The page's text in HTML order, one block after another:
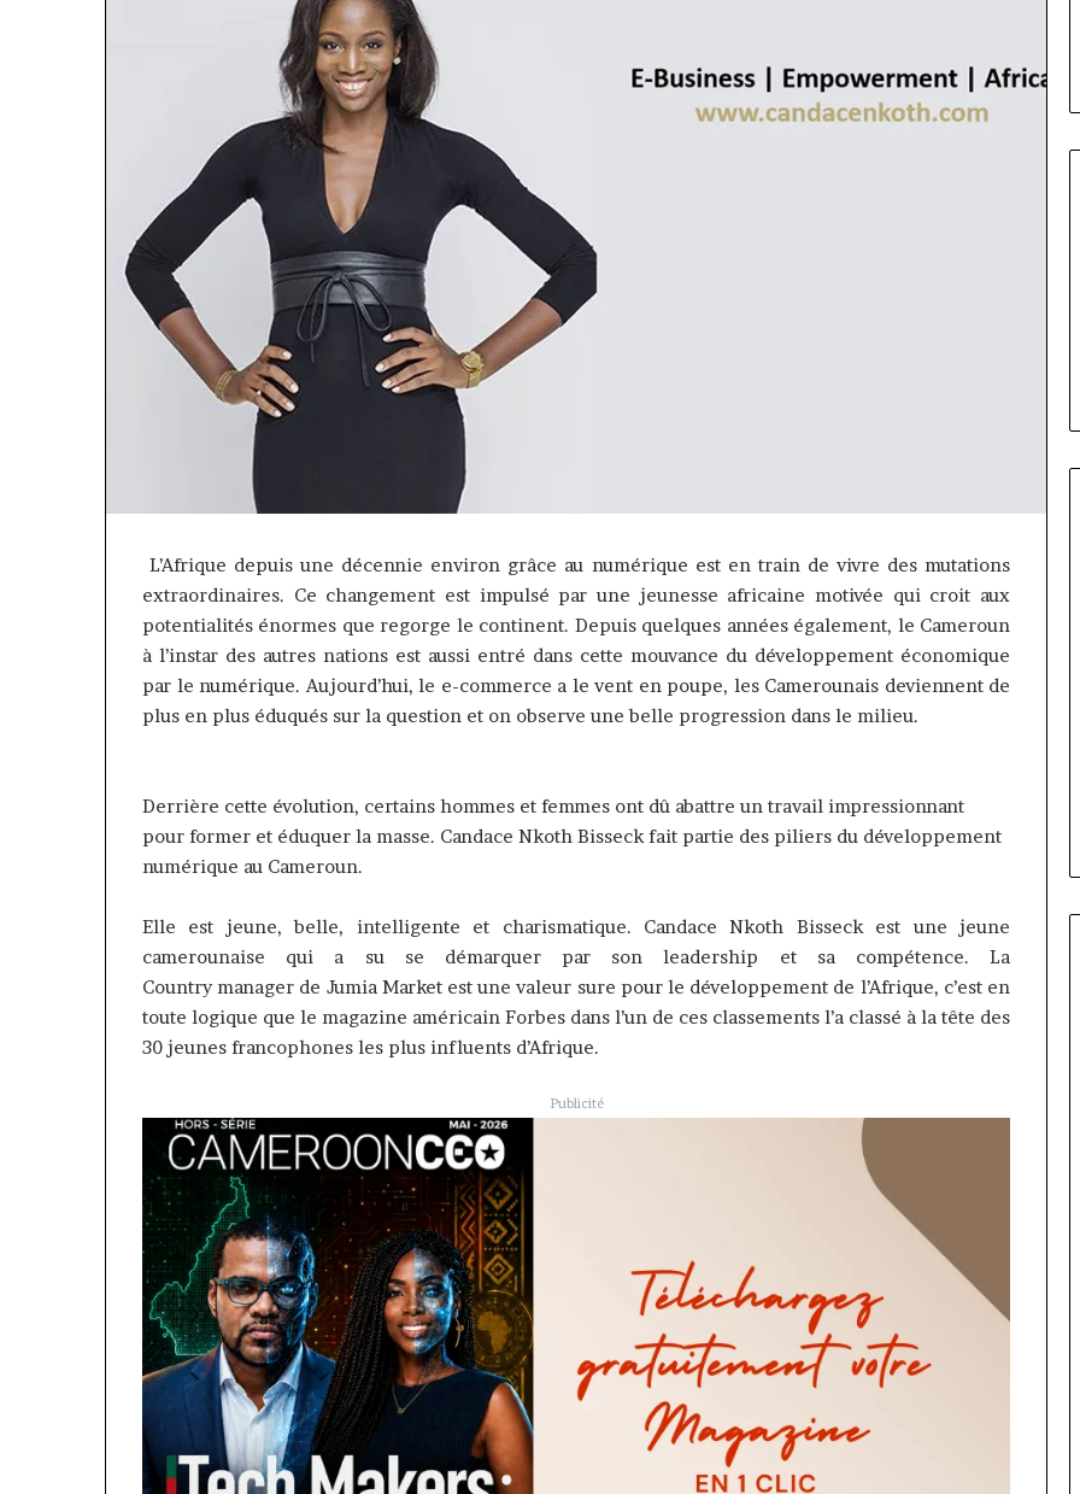
L’Afrique depuis une décennie environ grâce au numérique est en train de vivre des mutations
extraordinaires. Ce changement est impulsé par une jeunesse africaine motivée qui croit aux
potentialités énormes que regorge le continent. Depuis quelques années également, le Cameroun
à l’instar des autres nations est aussi entré dans cette mouvance du développement économique
par le numérique. Aujourd’hui, le e-commerce a le vent en poupe, les Camerounais deviennent de
plus en plus éduqués sur la question et on observe une belle progression dans le milieu.
Derrière cette évolution, certains hommes et femmes ont dû abattre un travail impressionnant
pour former et éduquer la masse. Candace Nkoth Bisseckfait partie des piliers du développement
numérique au Cameroun.
Elle est jeune, belle, intelligente et charismatique. Candace Nkoth Bisseckest une jeune
camerounaise qui a su se démarquer par son leadership et sa compétence. La
Countrymanager de Jumia Marketest une valeur sure pour le développement de l’Afrique, c’est en
toute logique que le magazine américain Forbes dans l’un de ces classements l’a classé à la tête des
30 jeunes francophones les plus influents d’Afrique.
Publicité
plateforme
va
contribuer
à
faire
porté
sur
samir
Bouzidi
se
confie
sur
jesuisaucameroun
il y a 1 semaine
« Cette plateforme va
contribuer à faire évoluer le
jesuisaucameroun com
Fondation
Cameroun
:
Rose
Leke
du
conseil,
Pondi
vice-
président
il y a 17 heures
Fondation MTN Cameroun :
Pondi nommé vice-président